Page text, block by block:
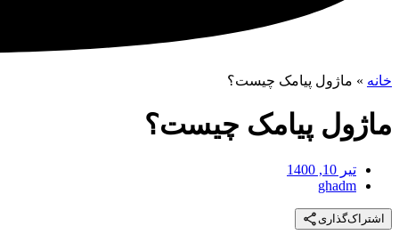
خانه » ماژول پیامک چیست؟
ماژول پیامک چیست؟
تیر 10, 1400
ghadm
اشتراک‌گذاری